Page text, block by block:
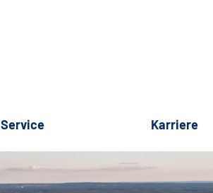
Service Karriere